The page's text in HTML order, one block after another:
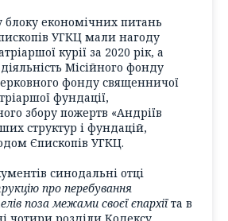
блоку економічних питань
УГКЦ мали нагоду
курії за 2020 рік, а
Місійного фонду
фонду священничої
фундації,
збору пожертв «Андріїв
структур і фундацій,
Єпископів УГКЦ.
синодальні отці
про перебування
поза межами своєї єпархіїта в